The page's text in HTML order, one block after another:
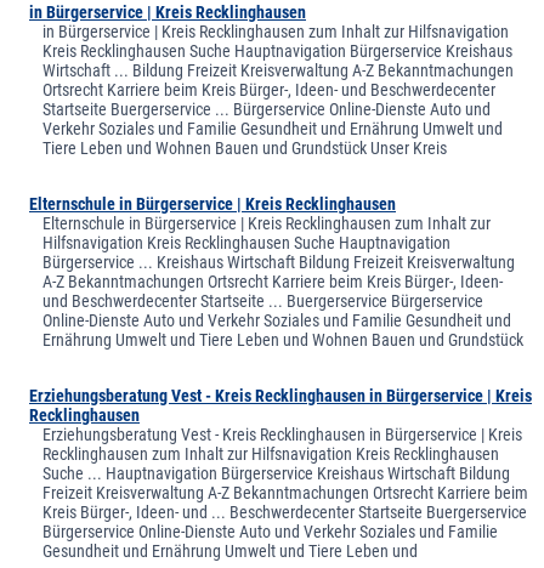
in Bürgerservice | Kreis Recklinghausen
in Bürgerservice | Kreis Recklinghausen zum Inhalt zur Hilfsnavigation
Kreis Recklinghausen Suche Hauptnavigation Bürgerservice Kreishaus
Wirtschaft ... Bildung Freizeit Kreisverwaltung A-Z Bekanntmachungen
Ortsrecht Karriere beim Kreis Bürger-, Ideen- und Beschwerdecenter
Startseite Buergerservice ... Bürgerservice Online-Dienste Auto und
Verkehr Soziales und Familie Gesundheit und Ernährung Umwelt und
Tiere Leben und Wohnen Bauen und Grundstück Unser Kreis
Elternschule in Bürgerservice | Kreis Recklinghausen
Elternschule in Bürgerservice | Kreis Recklinghausen zum Inhalt zur
Hilfsnavigation Kreis Recklinghausen Suche Hauptnavigation
Bürgerservice ... Kreishaus Wirtschaft Bildung Freizeit Kreisverwaltung
A-Z Bekanntmachungen Ortsrecht Karriere beim Kreis Bürger-, Ideen-
und Beschwerdecenter Startseite ... Buergerservice Bürgerservice
Online-Dienste Auto und Verkehr Soziales und Familie Gesundheit und
Ernährung Umwelt und Tiere Leben und Wohnen Bauen und Grundstück
Erziehungsberatung Vest - Kreis Recklinghausen in Bürgerservice | Kreis
Recklinghausen
Erziehungsberatung Vest - Kreis Recklinghausen in Bürgerservice | Kreis
Recklinghausen zum Inhalt zur Hilfsnavigation Kreis Recklinghausen
Suche ... Hauptnavigation Bürgerservice Kreishaus Wirtschaft Bildung
Freizeit Kreisverwaltung A-Z Bekanntmachungen Ortsrecht Karriere beim
Kreis Bürger-, Ideen- und ... Beschwerdecenter Startseite Buergerservice
Bürgerservice Online-Dienste Auto und Verkehr Soziales und Familie
Gesundheit und Ernährung Umwelt und Tiere Leben und